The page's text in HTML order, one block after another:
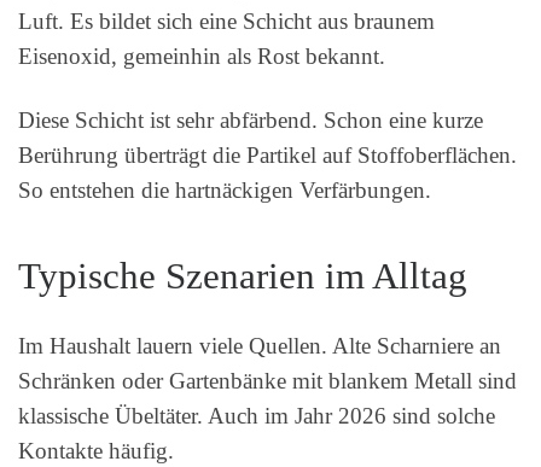
Luft. Es bildet sich eine Schicht aus braunem
Eisenoxid, gemeinhin als Rost bekannt.
Diese Schicht ist sehr abfärbend. Schon eine kurze
Berührung überträgt die Partikel auf Stoffoberflächen.
So entstehen die hartnäckigen Verfärbungen.
Typische Szenarien im Alltag
Im Haushalt lauern viele Quellen. Alte Scharniere an
Schränken oder Gartenbänke mit blankem Metall sind
klassische Übeltäter. Auch im Jahr 2026 sind solche
Kontakte häufig.